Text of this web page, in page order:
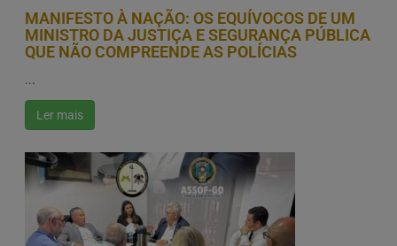
MANIFESTO À NAÇÃO: OS EQUÍVOCOS DE UM
MINISTRO DA JUSTIÇA E SEGURANÇA PÚBLICA
QUE NÃO COMPREENDE AS POLÍCIAS
...
Ler mais